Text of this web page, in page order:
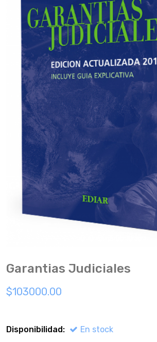
Garanti­as Judiciales
$103000.00
Disponibilidad: En stock